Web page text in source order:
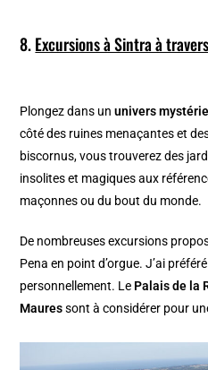
8.Excursions à Sintra à
Plongez dans ununivers
côté des ruines menaçantes et
biscornus, vous trouverez des
insolites et magiques aux
maçonnes ou du bout du monde.
De nombreuses excursions
Pena en point d’orgue. J’ai
personnellement. Le Palais de la
Mauressont à considérer pour